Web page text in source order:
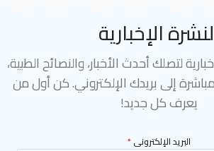
الإخبارية
لتصلك أحدث الأخبار، والنصائح الطبية،
إلى بريدك الإلكتروني. كن أول من
يعرف كل جديد!
البريد الإلكترونى*